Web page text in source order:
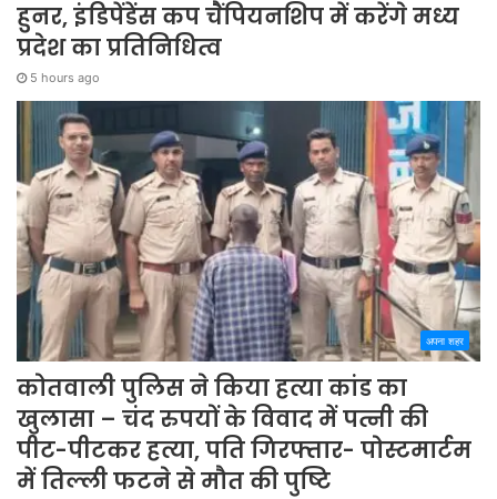
हुनर, इंडिपेंडेंस कप चैंपियनशिप में करेंगे मध्य
प्रदेश का प्रतिनिधित्व
5 hours ago
अपना शहर
कोतवाली पुलिस ने किया हत्या कांड का
खुलासा – चंद रुपयों के विवाद में पत्नी की
पीट-पीटकर हत्या, पति गिरफ्तार- पोस्टमार्टम
में तिल्ली फटने से मौत की पुष्टि